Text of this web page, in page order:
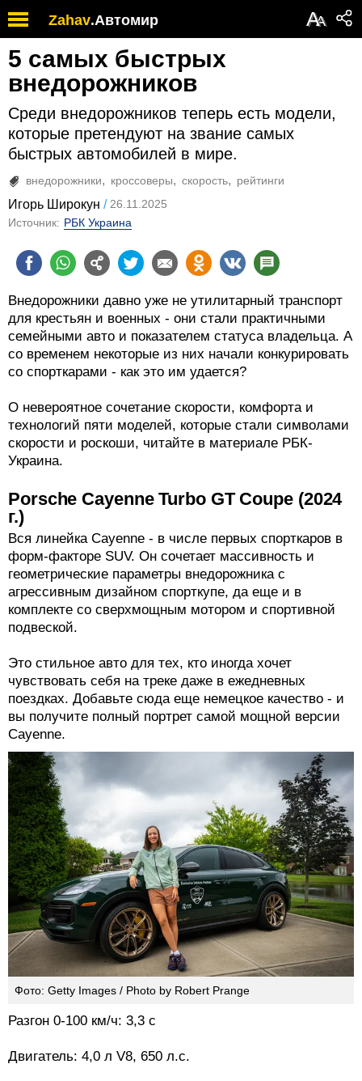
Zahav.Автомир АА
5 самых быстрых
внедорожников
Среди внедорожников теперь есть модели,
которые претендуют на звание самых
быстрых автомобилей в мире.
внедорожники кроссоверы скорость рейтинги
Игорь Широкун
26.11.2025
Источник: РБК Украина
Внедорожники давно уже не утилитарный транспорт
для крестьян и военных - они стали практичными
семейными авто и показателем статуса владельца. А
со временем некоторые из них начали конкурировать
со спорткарами - как это им удается?
О невероятное сочетание скорости, комфорта и
технологий пяти моделей, которые стали символами
скорости и роскоши, читайте в материале РБК-
Украина.
Porsche Cayenne Turbo GT Coupe (2024
г.)
Вся линейка Cayenne - в числе первых спорткаров в
форм-факторе SUV. Он сочетает массивность и
геометрические параметры внедорожника с
агрессивным дизайном спорткупе, да еще и в
комплекте со сверхмощным мотором и спортивной
подвеской.
Это стильное авто для тех, кто иногда хочет
чувствовать себя на треке даже в ежедневных
поездках. Добавьте сюда еще немецкое качество - и
вы получите полный портрет самой мощной версии
Cayenne.
Фото: Getty Images / Photo by Robert Prange
Разгон 0-100 км/ч: 3,3 с
Двигатель: 4,0 л V8, 650 л.с.